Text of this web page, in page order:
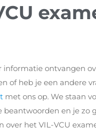
informatie ontvangen
of heb je een andere
met ons op. We staan
beantwoorden en je zo
over het VIL-VCU